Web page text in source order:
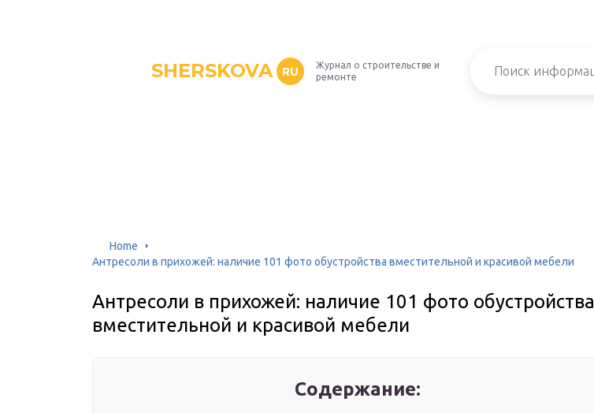
SHERSKOVA RU
Журнал о строительстве и
ремонте
Home
Антресоли в прихожей: наличие 101 фото обустройства вместительной и красивой мебели
Антресоли в прихожей: наличие 101 фото обустройства
вместительной и красивой мебели
Содержание: